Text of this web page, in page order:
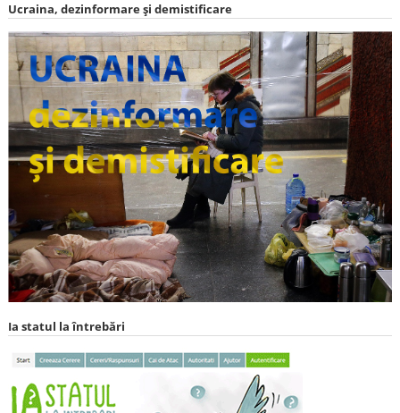
Ucraina, dezinformare și demistificare
Ia statul la întrebări